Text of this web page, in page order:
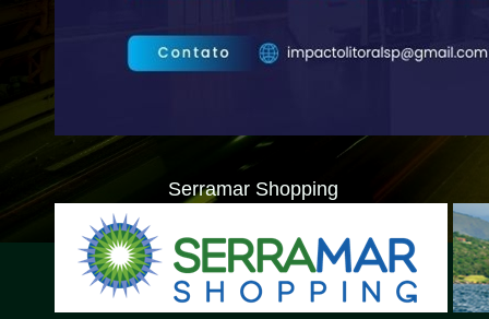
Serramar Shopping